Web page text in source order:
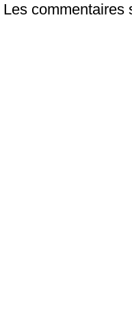
Les commentaires